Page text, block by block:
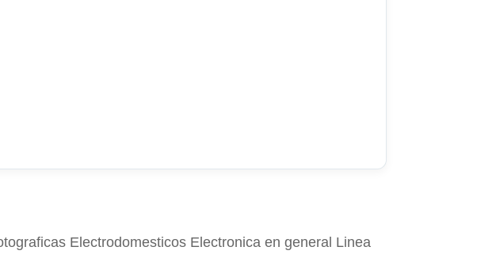
Electrodomesticos Electronica en general Linea